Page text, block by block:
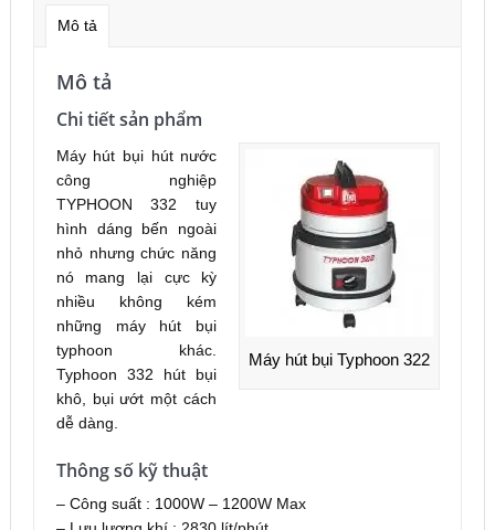
Mô tả
Mô tả
Chi tiết sản phẩm
Máy hút bụi Typhoon 322
Máy hút bụi hút nước
công nghiệp
TYPHOON 332 tuy
hình dáng bến ngoài
nhỏ nhưng chức năng
nó mang lại cực kỳ
nhiều không kém
những máy hút bụi
typhoon khác.
Typhoon 332 hút bụi
khô, bụi ướt một cách
dễ dàng.
Thông số kỹ thuật
– Công suất : 1000W – 1200W Max